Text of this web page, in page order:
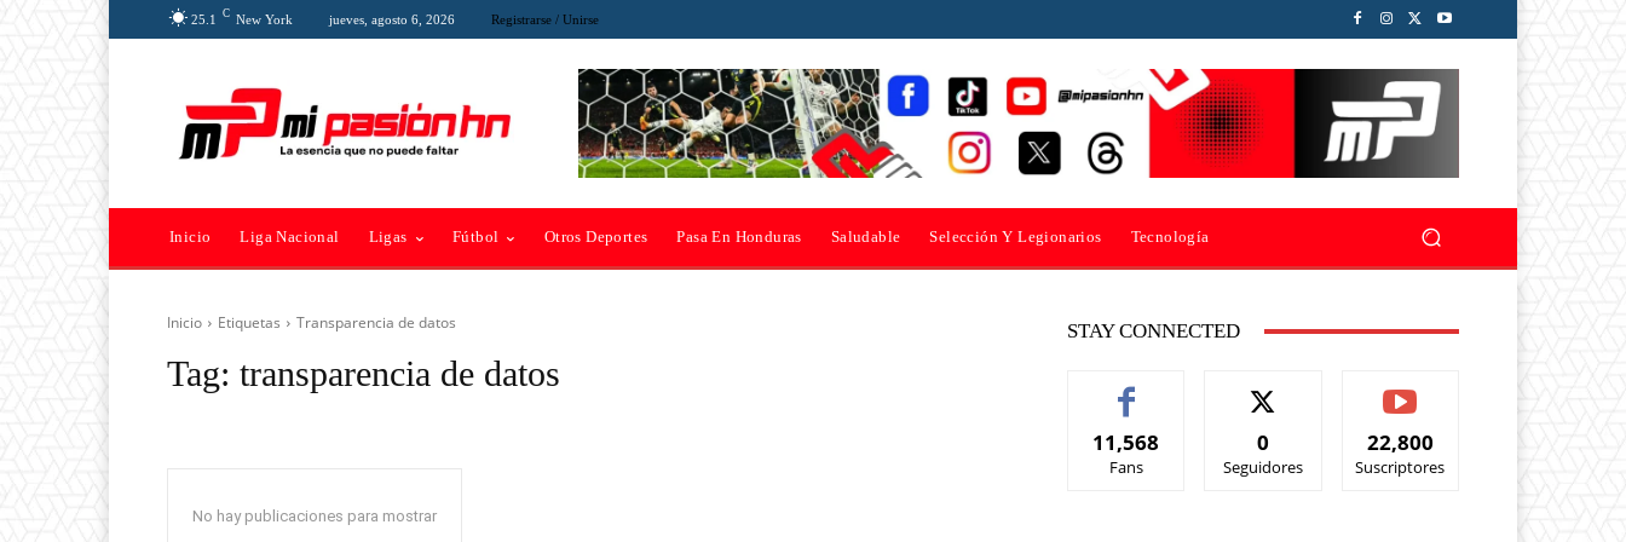
25.1 C New York jueves, agosto 6, 2026 Registrarse / Unirse
Inicio Liga Nacional Ligas Fútbol Otros Deportes Pasa En Honduras Saludable Selección Y Legionarios Tecnología
Inicio Etiquetas Transparencia de datos
Tag: transparencia de datos
No hay publicaciones para mostrar
STAY CONNECTED
11,568
Fans
0
Seguidores
22,800
Suscriptores